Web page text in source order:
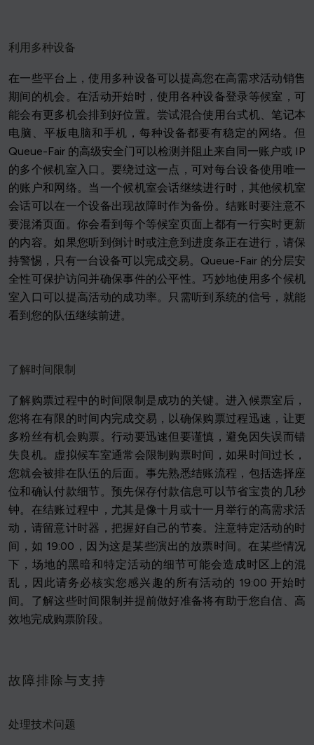
利用多种设备
在一些平台上，使用多种设备可以提高您在高需求活动销售
期间的机会。在活动开始时，使用各种设备登录等候室，可
能会有更多机会排到好位置。尝试混合使用台式机、笔记本
电脑、平板电脑和手机，每种设备都要有稳定的网络。但
Queue-Fair 的高级安全门可以检测并阻止来自同一账户或 IP
的多个候机室入口。要绕过这一点，可对每台设备使用唯一
的账户和网络。当一个候机室会话继续进行时，其他候机室
会话可以在一个设备出现故障时作为备份。结账时要注意不
要混淆页面。你会看到每个等候室页面上都有一行实时更新
的内容。如果您听到倒计时或注意到进度条正在进行，请保
持警惕，只有一台设备可以完成交易。Queue-Fair 的分层安
全性可保护访问并确保事件的公平性。巧妙地使用多个候机
室入口可以提高活动的成功率。只需听到系统的信号，就能
看到您的队伍继续前进。
了解时间限制
了解购票过程中的时间限制是成功的关键。进入候票室后，
您将在有限的时间内完成交易，以确保购票过程迅速，让更
多粉丝有机会购票。行动要迅速但要谨慎，避免因失误而错
失良机。虚拟候车室通常会限制购票时间，如果时间过长，
您就会被排在队伍的后面。事先熟悉结账流程，包括选择座
位和确认付款细节。预先保存付款信息可以节省宝贵的几秒
钟。在结账过程中，尤其是像十月或十一月举行的高需求活
动，请留意计时器，把握好自己的节奏。注意特定活动的时
间，如 19:00，因为这是某些演出的放票时间。在某些情况
下，场地的黑暗和特定活动的细节可能会造成时区上的混
乱，因此请务必核实您感兴趣的所有活动的 19:00 开始时
间。了解这些时间限制并提前做好准备将有助于您自信、高
效地完成购票阶段。
故障排除与支持
处理技术问题